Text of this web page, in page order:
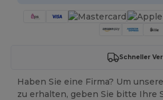
Schneller
Haben Sie eine Firma? Um
zu erhalten, geben Sie bitte Ihre